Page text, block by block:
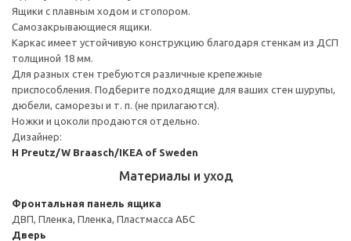
Ящики с плавным ходом и стопором.
Самозакрывающиеся ящики.
Каркас имеет устойчивую конструкцию благодаря стенкам из ДСП
толщиной 18 мм.
Для разных стен требуются различные крепежные
приспособления. Подберите подходящие для ваших стен шурупы,
дюбели, саморезы и т. п. (не прилагаются).
Ножки и цоколи продаются отдельно.
Дизайнер:
H Preutz/W Braasch/IKEA of Sweden
Материалы и уход
Фронтальная панель ящика
ДВП, Пленка, Пленка, Пластмасса АБС
Дверь